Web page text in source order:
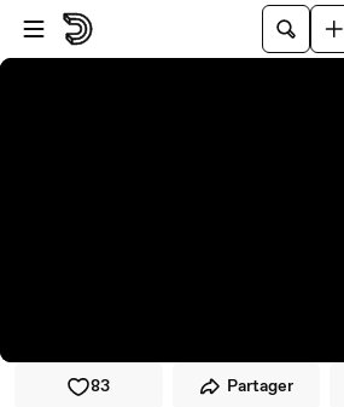
Passer au player
Passer au contenu principal
83 Partager